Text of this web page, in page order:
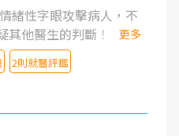
緒性字眼攻擊病人，不
其他醫生的判斷！
更多
2則就醫評鑑